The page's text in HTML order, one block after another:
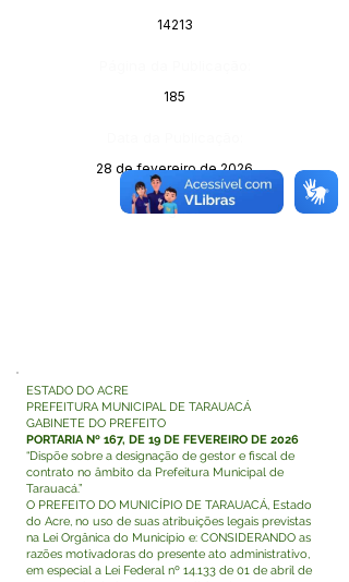
14213
185
28 de fevereiro de 2026
Órgão:
ESTADO DO ACRE
PREFEITURA MUNICIPAL DE TARAUACÁ
GABINETE DO PREFEITO
PORTARIA Nº 167, DE 19 DE FEVEREIRO DE 2026
“Dispõe sobre a designação de gestor e fiscal de
contrato no âmbito da Prefeitura Municipal de
Tarauacá.”
O PREFEITO DO MUNICÍPIO DE TARAUACÁ, Estado
do Acre, no uso de suas atribuições legais previstas
na Lei Orgânica do Município e: CONSIDERANDO as
razões motivadoras do presente ato administrativo,
em especial a Lei Federal nº 14.133 de 01 de abril de